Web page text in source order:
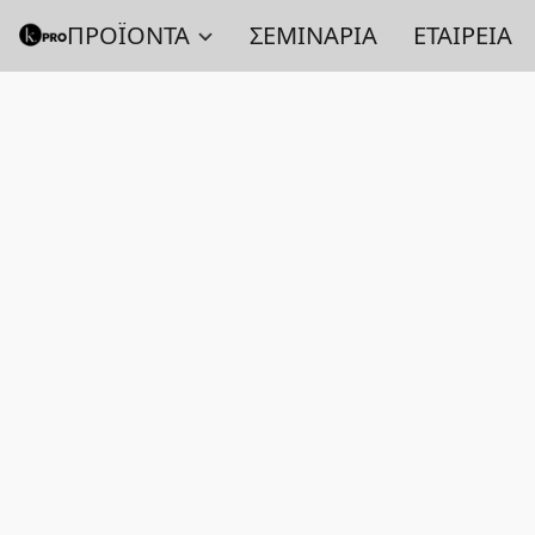
ΠΡΟΪΟΝΤΑ ΣΕΜΙΝΑΡΙΑ ΕΤΑΙΡΕΙΑ